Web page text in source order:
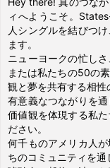
ィへようこそ。
人シングルを結びつ
ます。
ニューヨークの忙し
または私たちの50の
観と夢を共有する相性
有意義なつながりを
価値観を体現する私
ださい。
何千ものアメリカ人
ちのコミュニティを通